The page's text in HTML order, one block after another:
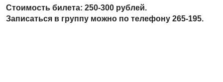
Стоимость билета: 250-300 рублей.
Записаться в группу можно по телефону 265-195.